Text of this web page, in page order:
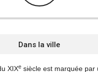
Dans la ville
XIXe siècle est marquée par